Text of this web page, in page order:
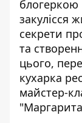
закулісся
секрети
та
цього,
кухарка
майстер-